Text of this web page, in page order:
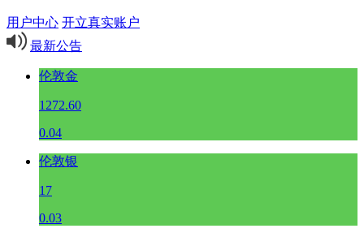
用户中心 开立真实账户
最新公告
伦敦金
1272.60
0.04
伦敦银
17
0.03